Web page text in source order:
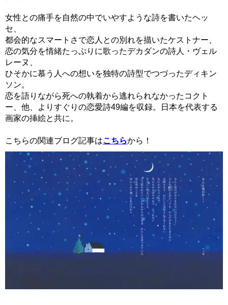
女性との痛手を自然の中でいやすような詩を書いたヘッ
セ、
都会的なスマートさで恋人との別れを描いたケストナー、
恋の気分を情緒たっぷりに歌ったデカダンの詩人・ヴェル
レーヌ、
ひそかに慕う人への想いを独特の詩型でつづったディキン
ソン。
恋を語りながら死への執着から逃れられなかったコクト
ー、他、よりすぐりの恋愛詩49編を収録。日本を代表する
画家の挿絵と共に。
こちらの関連ブログ記事はこちらから！